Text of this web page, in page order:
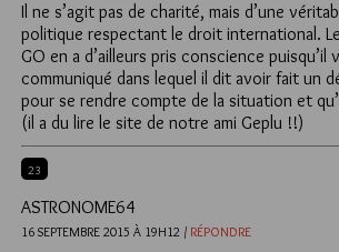
Il ne s’agit pas de charité, mais d’une
politique respectant le droit international.
GO en a d’ailleurs pris conscience puisqu’il
communiqué dans lequel il dit avoir fait un
pour se rendre compte de la situation et
(il a du lire le site de notre ami Geplu !!)
23
ASTRONOME64
16 SEPTEMBRE 2015 À 19H12 / RÉPONDRE